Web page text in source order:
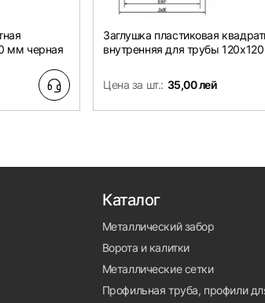
мм черная
Заглушка пластиковая
внутренняя для трубы
Цена за шт.: 35,00 лей
Каталог
Металлический забор
Ворота и калитки
Металлические сетки
Профильная труба, профили